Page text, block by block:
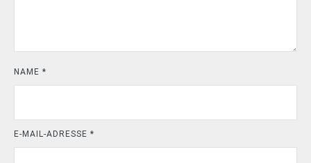
NAME *
E-MAIL-ADRESSE *